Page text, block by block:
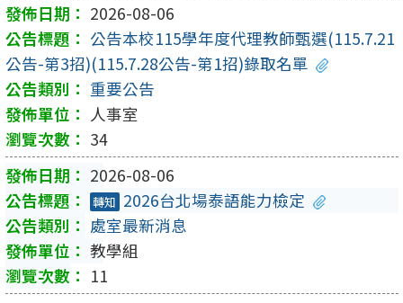
2026-08-06
公告本校115學年度代理教師甄選(115.7.21
公告-第3招)(115.7.28公告-第1招)錄取名單
重要公告
人事室
34
2026-08-06
轉知 2026台北場泰語能力檢定
處室最新消息
教學組
11